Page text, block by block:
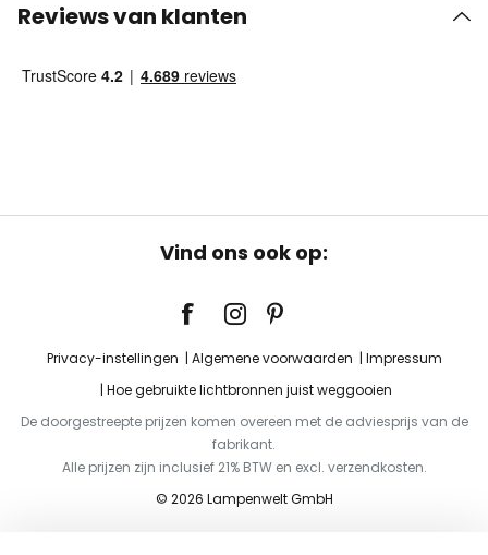
Reviews van klanten
Vind ons ook op:
Privacy-instellingen Algemene voorwaarden
Impressum
Hoe gebruikte lichtbronnen juist weggooien
De doorgestreepte prijzen komen overeen met de adviesprijs van de
fabrikant.
Alle prijzen zijn inclusief 21% BTW en excl. verzendkosten.
© 2026 Lampenwelt GmbH